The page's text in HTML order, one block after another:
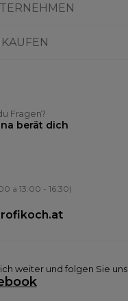
Fragen?
berät dich
a 13:00 - 16:30)
weiter und folgen Sie uns